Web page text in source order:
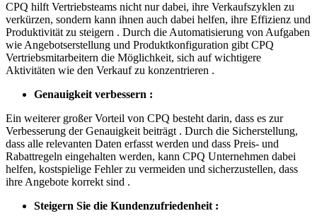
CPQ hilft Vertriebsteams nicht nur dabei, ihre Verkaufszyklen zu
verkürzen, sondern kann ihnen auch dabei helfen, ihre Effizienz und
Produktivität zu steigern . Durch die Automatisierung von Aufgaben
wie Angebotserstellung und Produktkonfiguration gibt CPQ
Vertriebsmitarbeitern die Möglichkeit, sich auf wichtigere
Aktivitäten wie den Verkauf zu konzentrieren .
Genauigkeit verbessern :
Ein weiterer großer Vorteil von CPQ besteht darin, dass es zur
Verbesserung der Genauigkeit beiträgt . Durch die Sicherstellung,
dass alle relevanten Daten erfasst werden und dass Preis- und
Rabattregeln eingehalten werden, kann CPQ Unternehmen dabei
helfen, kostspielige Fehler zu vermeiden und sicherzustellen, dass
ihre Angebote korrekt sind .
Steigern Sie die Kundenzufriedenheit :